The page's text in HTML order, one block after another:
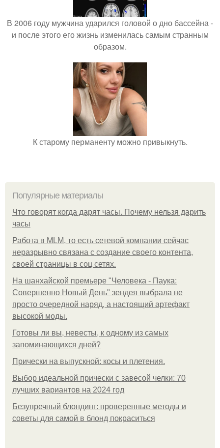
В 2006 году мужчина ударился головой о дно бассейна -
и после этого его жизнь изменилась самым странным
образом.
К старому перманенту можно привыкнуть.
Популярные материалы
Что говорят когда дарят часы. Почему нельзя дарить
часы
Работа в MLM, то есть сетевой компании сейчас
неразрывно связана с создание своего контента,
своей страницы в соц сетях.
На шанхайской премьере "Человека - Паука:
Совершенно Новый День" зендея выбрала не
просто очередной наряд, а настоящий артефакт
высокой моды.
Готовы ли вы, невесты, к одному из самых
запоминающихся дней?
Прически на выпускной: косы и плетения.
Выбор идеальной прически с завесой челки: 70
лучших вариантов на 2024 год
Безупречный блондинг: проверенные методы и
советы для самой в блонд покраситься